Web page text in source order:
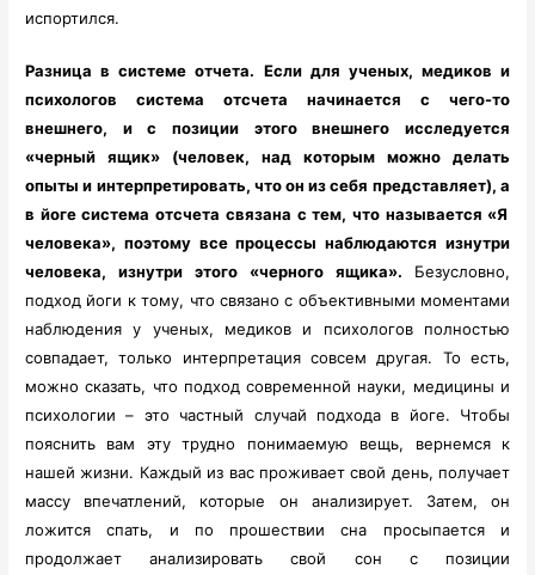
испортился.
Разница в системе отчета. Если для ученых, медиков и
психологов система отсчета начинается с чего-то
внешнего, и с позиции этого внешнего исследуется
«черный ящик» (человек, над которым можно делать
опыты и интерпретировать, что он из себя представляет), а
в йоге система отсчета связана с тем, что называется «Я
человека», поэтому все процессы наблюдаются изнутри
человека, изнутри этого «черного ящика». Безусловно,
подход йоги к тому, что связано с объективными моментами
наблюдения у ученых, медиков и психологов полностью
совпадает, только интерпретация совсем другая. То есть,
можно сказать, что подход современной науки, медицины и
психологии – это частный случай подхода в йоге. Чтобы
пояснить вам эту трудно понимаемую вещь, вернемся к
нашей жизни. Каждый из вас проживает свой день, получает
массу впечатлений, которые он анализирует. Затем, он
ложится спать, и по прошествии сна просыпается и
продолжает анализировать свой сон с позиции